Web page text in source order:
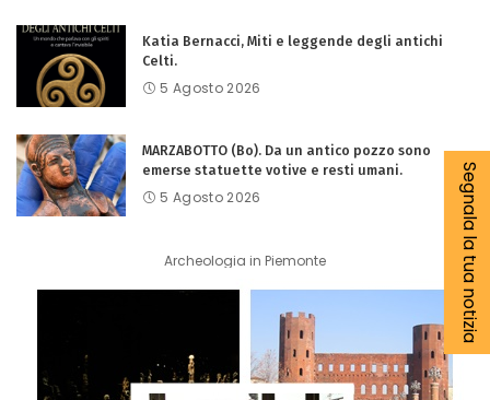
Katia Bernacci, Miti e leggende degli antichi
Celti.
5 Agosto 2026
MARZABOTTO (Bo). Da un antico pozzo sono
emerse statuette votive e resti umani.
5 Agosto 2026
Archeologia in Piemonte Segnala la tua notizia